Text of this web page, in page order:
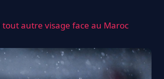
autre visage face au Maroc